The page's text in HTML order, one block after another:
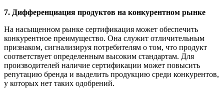
7. Дифференциация продуктов на конкурентном рынке
На насыщенном рынке сертификация может обеспечить
конкурентное преимущество. Она служит отличительным
признаком, сигнализируя потребителям о том, что продукт
соответствует определенным высоким стандартам. Для
производителей наличие сертификации может повысить
репутацию бренда и выделить продукцию среди конкурентов,
у которых нет таких одобрений.